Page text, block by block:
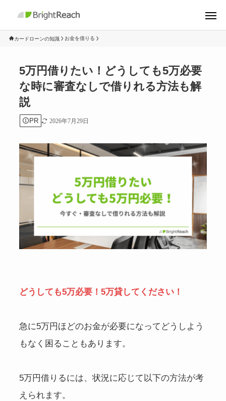
カードローンの知識 お金を借りる
5万円借りたい！どうしても5万必要
な時に審査なしで借りれる方法も解
説
PR 2026年7月29日
どうしても5万必要！5万貸してください！
急に5万円ほどのお金が必要になってどうしよう
もなく困ることもあります。
5万円借りるには、状況に応じて以下の方法が考
えられます。